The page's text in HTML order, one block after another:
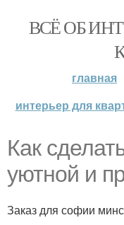
ВСЁ ОБ
главная
интерьер для
Как
уютной и
Заказ для софии